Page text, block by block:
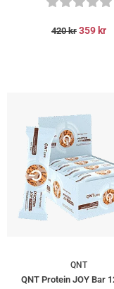
420kr 359kr
QNT
QNT Protein JOY Bar